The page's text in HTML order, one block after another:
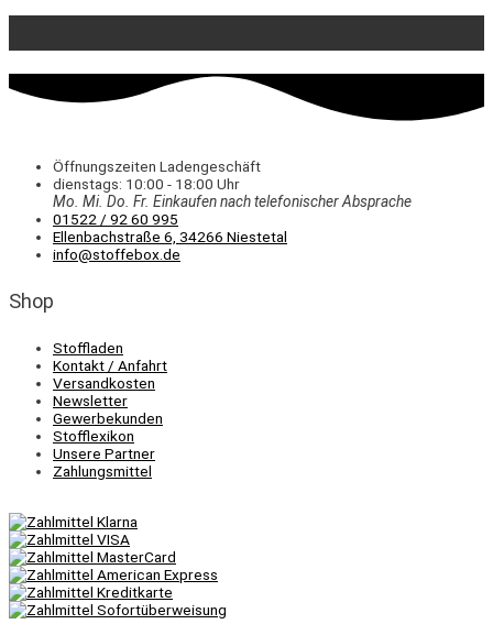
Öffnungszeiten Ladengeschäft
dienstags: 10:00 - 18:00 Uhr
Mo. Mi. Do. Fr. Einkaufennach telefonischer Absprache
01522 / 92 60 995
Ellenbachstraße 6, 34266 Niestetal
info@stoffebox.de
Shop
Stoffladen
Kontakt / Anfahrt
Versandkosten
Newsletter
Gewerbekunden
Stofflexikon
Unsere Partner
Zahlungsmittel